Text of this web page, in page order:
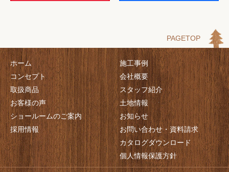
PAGETOP
ホーム
コンセプト
取扱商品
お客様の声
ショールームのご案内
採用情報
施工事例
会社概要
スタッフ紹介
土地情報
お知らせ
お問い合わせ・資料請求
カタログダウンロード
個人情報保護方針